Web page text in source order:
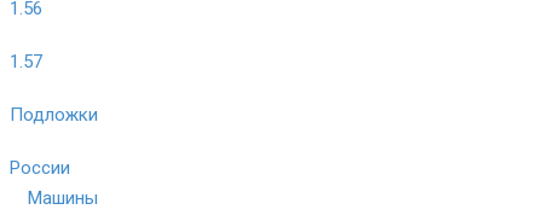
1.56
1.57
Подложки
России
Машины